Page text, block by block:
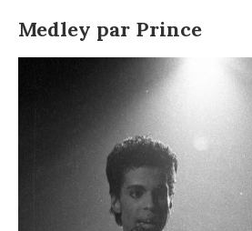
Medley par Prince